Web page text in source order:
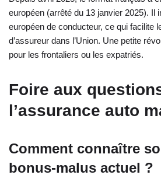
européen (arrêté du 13 janvier 2025). Il
européen de conducteur, ce qui facilite
d’assureur dans l’Union. Une petite
pour les frontaliers ou les expatriés.
Foire aux
l’assurance auto
Comment connaître
bonus-malus actuel ?